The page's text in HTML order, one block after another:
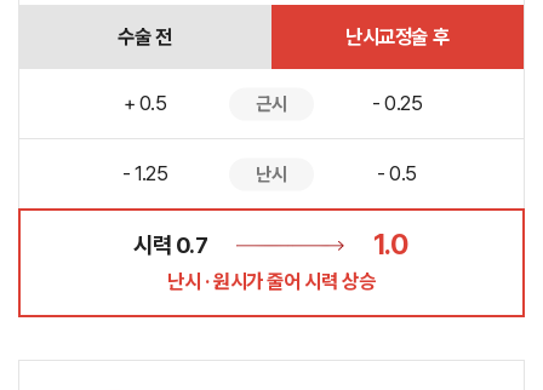
수술 전 난시교정술 후
+ 0.5 근시 - 0.25
- 1.25 난시 - 0.5
시력 0.7 1.0
난시 · 원시가 줄어 시력 상승